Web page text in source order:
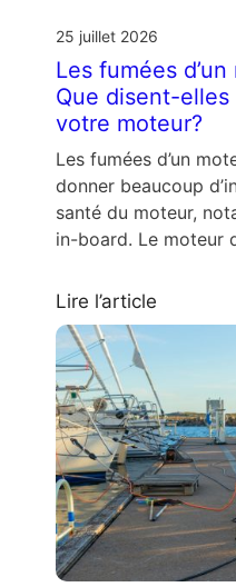
25 juillet 2026
Les fumées
Que disent-
votre moteur?
Les fumées d’un
donner beaucoup
santé du moteur,
in-board. Le moteur
Lire l’article